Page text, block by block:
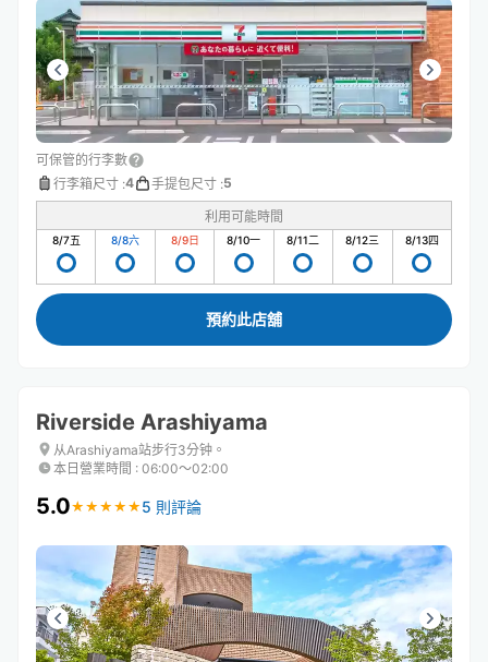
可保管的行李數
行李箱尺寸 :4 手提包尺寸 :5
利用可能時間
8/7五 8/8六 8/9日 8/10一 8/11二 8/12三 8/13四
預約此店舖
Riverside Arashiyama
从Arashiyama站步行3分钟。
本日營業時間 : 06:00〜02:00
5.0★ ★ ★ ★ ★
★ ★ ★ ★ ★ 5 則評論